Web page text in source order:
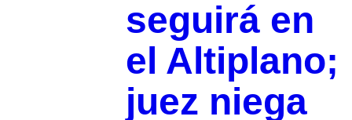
seguirá en
el Altiplano;
juez niega